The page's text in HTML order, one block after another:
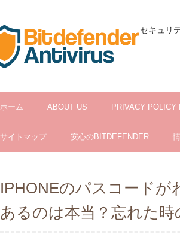
セキュリ
ホーム ABOUT US PRIVACY
サイトマップ 安心のBITDEFENDER
IPHONEのパスコードが
あるのは本当？忘れた時